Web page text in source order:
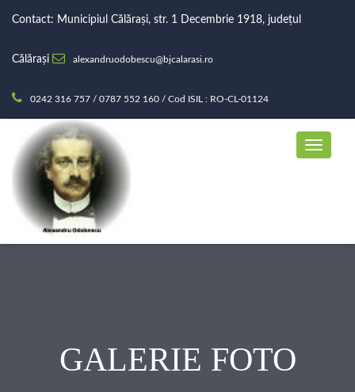
Contact: Municipiul Călărași, str. 1 Decembrie 1918, județul
Călărași alexandruodobescu@bjcalarasi.ro
0242 316 757 / 0787 552 160 / Cod ISIL : RO-CL-01124
GALERIE FOTO